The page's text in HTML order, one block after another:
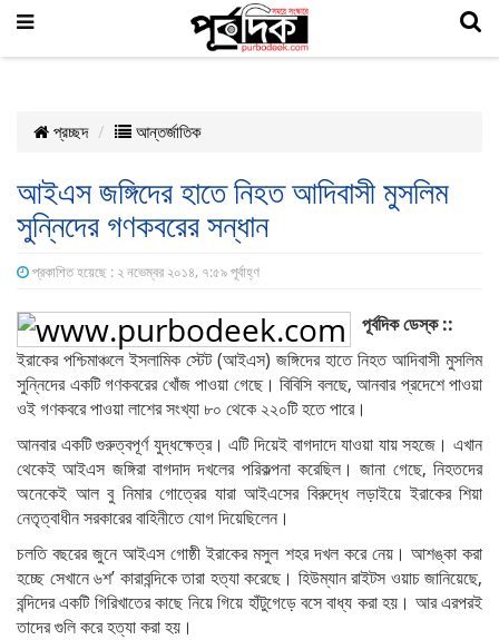
প্রচ্ছদ আন্তর্জাতিক
আইএস জঙ্গিদের হাতে নিহত আদিবাসী মুসলিম
সুন্নিদের গণকবরের সন্ধান
প্রকাশিত হয়েছে : ২ নভেম্বর ২০১৪, ৭:৫৯ পূর্বাহ্ণ
পূর্বদিক ডেস্ক ::
ইরাকের পশ্চিমাঞ্চলে ইসলামিক স্টেট (আইএস) জঙ্গিদের হাতে নিহত আদিবাসী মুসলিম
সুন্নিদের একটি গণকবরের খোঁজ পাওয়া গেছে। বিবিসি বলছে, আনবার প্রদেশে পাওয়া
ওই গণকবরে পাওয়া লাশের সংখ্যা ৮০ থেকে ২২০টি হতে পারে।
আনবার একটি গুরুত্বপূর্ণ যুদ্ধক্ষেত্র। এটি দিয়েই বাগদাদে যাওয়া যায় সহজে। এখান
থেকেই আইএস জঙ্গিরা বাগদাদ দখলের পরিকল্পনা করেছিল। জানা গেছে, নিহতদের
অনেকেই আল বু নিমার গোত্রের যারা আইএসের বিরুদ্ধে লড়াইয়ে ইরাকের শিয়া
নেতৃত্বাধীন সরকারের বাহিনীতে যোগ দিয়েছিলেন।
চলতি বছরের জুনে আইএস গোষ্ঠী ইরাকের মসুল শহর দখল করে নেয়। আশঙ্কা করা
হচ্ছে সেখানে ৬শ’ কারাবন্দিকে তারা হত্যা করেছে। হিউম্যান রাইটস ওয়াচ জানিয়েছে,
বন্দিদের একটি গিরিখাতের কাছে নিয়ে গিয়ে হাঁটুগেড়ে বসে বাধ্য করা হয়। আর এরপরই
তাদের গুলি করে হত্যা করা হয়।